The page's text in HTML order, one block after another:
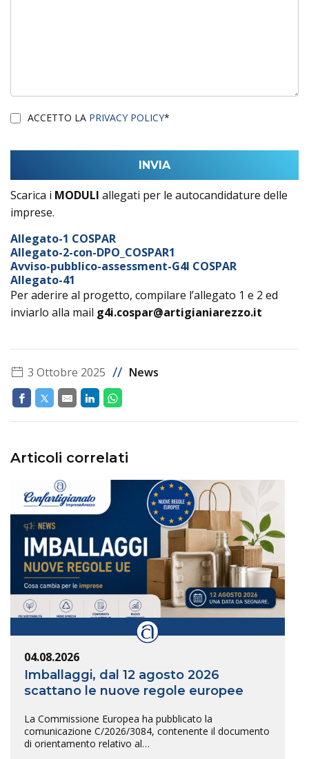
ACCETTO LA PRIVACY POLICY*
Scarica i MODULI allegati per le autocandidature delle
imprese.
Allegato-1 COSPAR
Allegato-2-con-DPO_COSPAR1
Avviso-pubblico-assessment-G4I COSPAR
Allegato-41
Per aderire al progetto, compilare l’allegato 1 e 2 ed
inviarlo alla mail g4i.cospar@artigianiarezzo.it
3 Ottobre 2025 // News
Articoli correlati
04.08.2026
Imballaggi, dal 12 agosto 2026
scattano le nuove regole europee
La Commissione Europea ha pubblicato la
comunicazione C/2026/3084, contenente il documento
di orientamento relativo al…